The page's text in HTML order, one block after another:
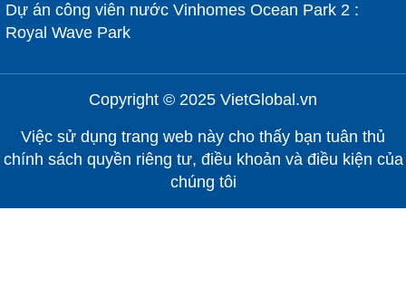
Dự án công viên nước Vinhomes Ocean Park 2 :
Royal Wave Park
Copyright © 2025 VietGlobal.vn
Việc sử dụng trang web này cho thấy bạn tuân thủ
chính sách quyền riêng tư, điều khoản và điều kiện của
chúng tôi